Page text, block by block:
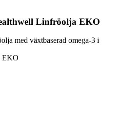
Linfröolja EKO
med växtbaserad omega-3 i